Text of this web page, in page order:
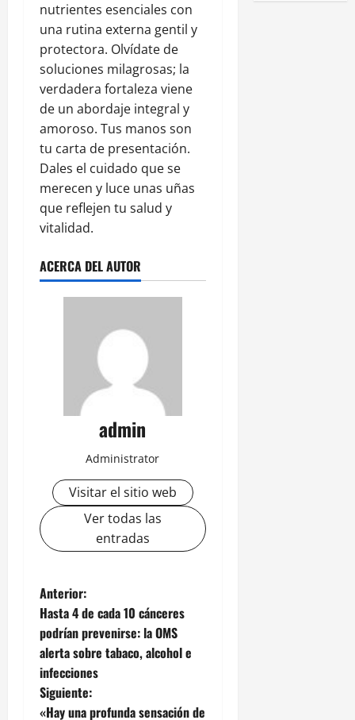
nutrientes esenciales con
una rutina externa gentil y
protectora. Olvídate de
soluciones milagrosas; la
verdadera fortaleza viene
de un abordaje integral y
amoroso. Tus manos son
tu carta de presentación.
Dales el cuidado que se
merecen y luce unas uñas
que reflejen tu salud y
vitalidad.
ACERCA DEL AUTOR
admin
Administrator
Visitar el sitio web
Ver todas las
entradas
N
a
v
e
Anterior:
Hasta 4 de cada 10 cánceres
podrían prevenirse: la OMS
alerta sobre tabaco, alcohol e
infecciones
Siguiente:
«Hay una profunda sensación de